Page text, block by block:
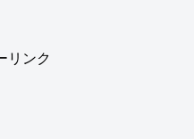
リンク